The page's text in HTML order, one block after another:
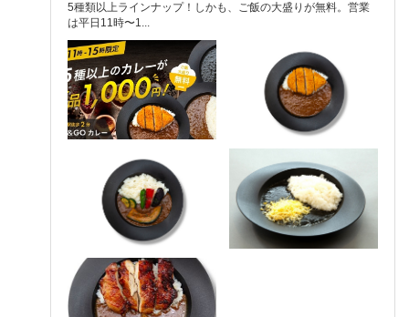
5種類以上ラインナップ！しかも、ご飯の大盛りが無料。営業
は平日11時〜1...